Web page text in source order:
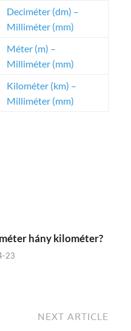
Deciméter (dm) –
Milliméter (mm)
Méter (m) –
Milliméter (mm)
Kilométer (km) –
Milliméter (mm)
hány kilométer?
23
NEXT ARTICLE